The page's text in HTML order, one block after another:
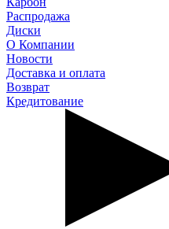
Распродажа
Диски
О Компании
Новости
Доставка и оплата
Возврат
Кредитование